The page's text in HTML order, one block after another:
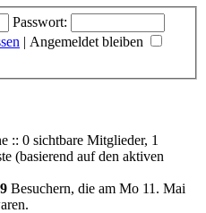
Passwort:
| Angemeldet bleiben
:: 0 sichtbare Mitglieder, 1
(basierend auf den aktiven
Besuchern, die am Mo 11. Mai